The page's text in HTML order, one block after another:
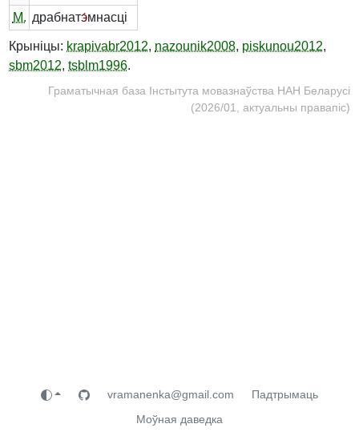
М. драбнатэ́мнасці
Крыніцы: krapivabr2012, nazounik2008, piskunou2012,
sbm2012, tsblm1996.
Граматычная база Інстытута мовазнаўства НАН Беларусі
(2026/01, актуальны правапіс)
vramanenka@gmail.com
Падтрымаць
Моўная даведка